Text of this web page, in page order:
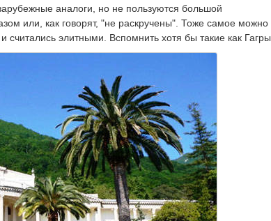
аналоги, но не пользуются большой
или, как говорят, "не раскручены". Тоже самое можно
считались элитными. Вспомнить хотя бы такие как Гагры